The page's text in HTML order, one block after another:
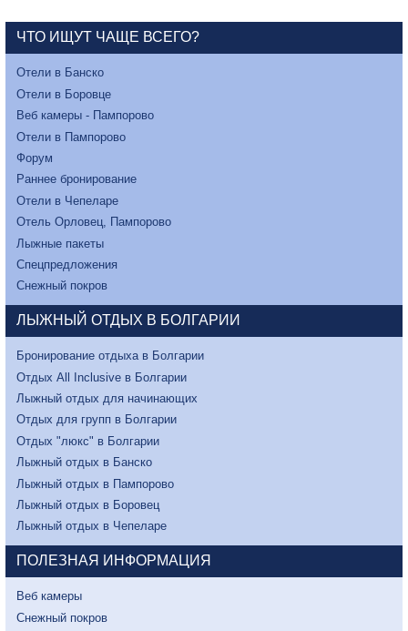
ЧТО ИЩУТ ЧАЩЕ ВСЕГО?
Отели в Банско
Отели в Боровце
Веб камеры - Пампорово
Отели в Пампорово
Форум
Раннее бронирование
Отели в Чепеларе
Отель Орловец, Пампорово
Лыжные пакеты
Спецпредложения
Снежный покров
ЛЫЖНЫЙ ОТДЫХ В БОЛГАРИИ
Бронирование отдыха в Болгарии
Отдых All Inclusive в Болгарии
Лыжный отдых для начинающих
Отдых для групп в Болгарии
Отдых "люкс" в Болгарии
Лыжный отдых в Банско
Лыжный отдых в Пампорово
Лыжный отдых в Боровец
Лыжный отдых в Чепеларе
ПОЛЕЗНАЯ ИНФОРМАЦИЯ
Веб камеры
Снежный покров